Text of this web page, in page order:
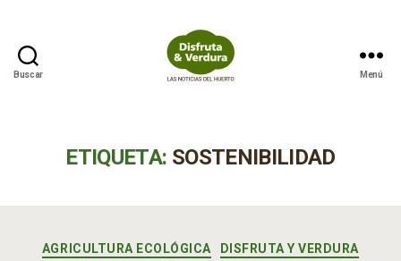
Buscar Menú
ETIQUETA: SOSTENIBILIDAD
Categorías
AGRICULTURA ECOLÓGICA
DISFRUTA Y VERDURA